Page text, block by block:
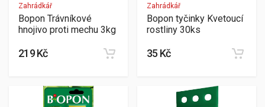
Zahrádkář
Bopon Trávníkové
hnojivo proti mechu 3kg
219 Kč
Zahrádkář
Bopon tyčinky Kvetoucí
rostliny 30ks
35 Kč